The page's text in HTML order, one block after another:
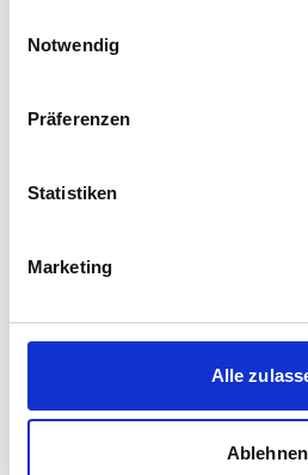
Notwendig
Präferenzen
Statistiken
Marketing
Alle
Ablehnen